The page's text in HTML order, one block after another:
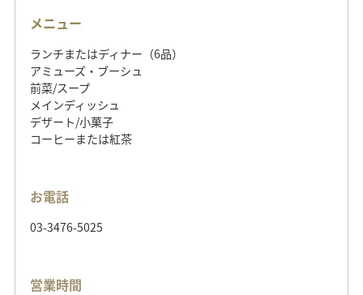
メニュー
ランチまたはディナー（6品）
アミューズ・ブーシュ
前菜/スープ
メインディッシュ
デザート/小菓子
コーヒーまたは紅茶
お電話
03-3476-5025
営業時間